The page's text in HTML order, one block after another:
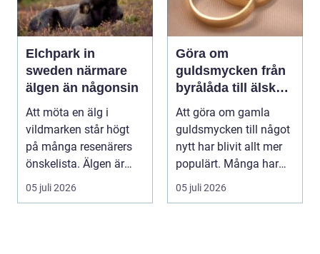
Elchpark in
sweden närmare
älgen än någonsin
Att möta en älg i
vildmarken står högt
på många resenärers
önskelista. Älgen är
Skandinaviens ikonis...
05 juli 2026
Göra om
guldsmycken från
byrålåda till älskad
favorit
Att göra om gamla
guldsmycken till något
nytt har blivit allt mer
populärt. Många har
ärvda ringar, ...
05 juli 2026